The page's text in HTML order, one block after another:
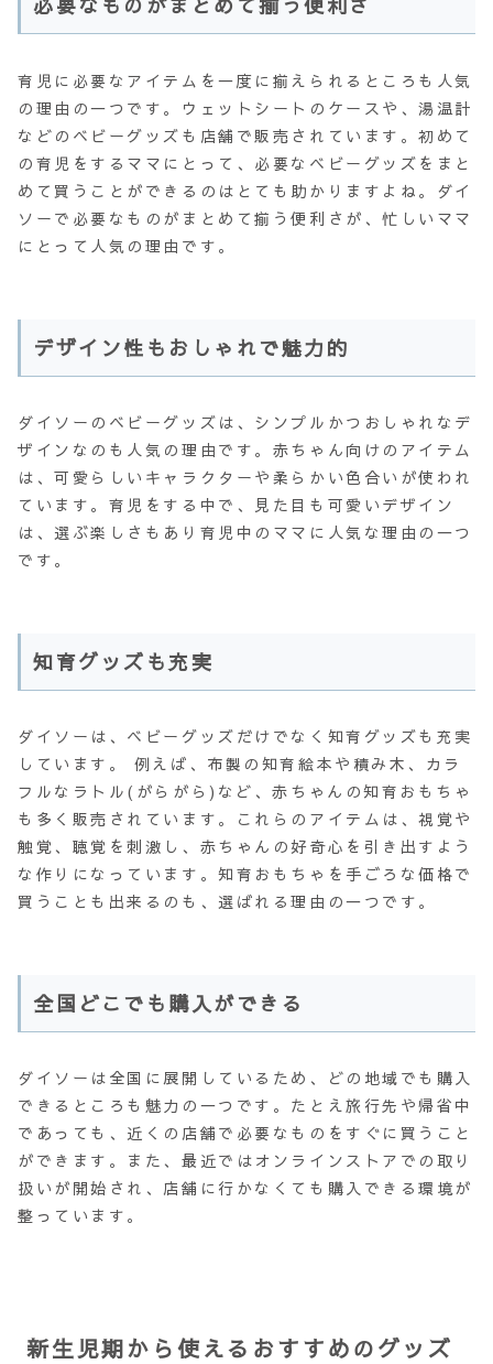
育児に必要なアイテムを一度に揃えられるところも人気
の理由の一つです。ウェットシートのケースや、湯温計
などのベビーグッズも店舗で販売されています。初めて
の育児をするママにとって、必要なベビーグッズをまと
めて買うことができるのはとても助かりますよね。ダイ
ソーで必要なものがまとめて揃う便利さが、忙しいママ
にとって人気の理由です。
デザイン性もおしゃれで魅力的
ダイソーのベビーグッズは、シンプルかつおしゃれなデ
ザインなのも人気の理由です。赤ちゃん向けのアイテム
は、可愛らしいキャラクターや柔らかい色合いが使われ
ています。育児をする中で、見た目も可愛いデザイン
は、選ぶ楽しさもあり育児中のママに人気な理由の一つ
です。
知育グッズも充実
ダイソーは、ベビーグッズだけでなく知育グッズも充実
しています。 例えば、布製の知育絵本や積み木、カラ
フルなラトル(がらがら)など、赤ちゃんの知育おもちゃ
も多く販売されています。これらのアイテムは、視覚や
触覚、聴覚を刺激し、赤ちゃんの好奇心を引き出すよう
な作りになっています。知育おもちゃを手ごろな価格で
買うことも出来るのも、選ばれる理由の一つです。
全国どこでも購入ができる
ダイソーは全国に展開しているため、どの地域でも購入
できるところも魅力の一つです。たとえ旅行先や帰省中
であっても、近くの店舗で必要なものをすぐに買うこと
ができます。また、最近ではオンラインストアでの取り
扱いが開始され、店舗に行かなくても購入できる環境が
整っています。
新生児期から使えるおすすめのグッズ